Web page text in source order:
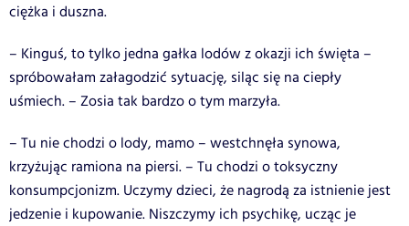
ciężka i duszna.
– Kinguś, to tylko jedna gałka lodów z okazji ich święta –
spróbowałam załagodzić sytuację, siląc się na ciepły
uśmiech. – Zosia tak bardzo o tym marzyła.
– Tu nie chodzi o lody, mamo – westchnęła synowa,
krzyżując ramiona na piersi. – Tu chodzi o toksyczny
konsumpcjonizm. Uczymy dzieci, że nagrodą za istnienie jest
jedzenie i kupowanie. Niszczymy ich psychikę, ucząc je